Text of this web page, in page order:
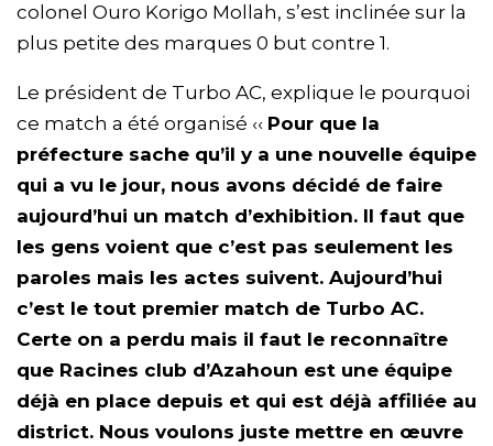
colonel Ouro Korigo Mollah, s’est inclinée sur la
plus petite des marques 0 but contre 1.
Le président de Turbo AC, explique le pourquoi
ce match a été organisé ‹‹ Pour que la
préfecture sache qu’il y a une nouvelle équipe
qui a vu le jour, nous avons décidé de faire
aujourd’hui un match d’exhibition. Il faut que
les gens voient que c’est pas seulement les
paroles mais les actes suivent. Aujourd’hui
c’est le tout premier match de Turbo AC.
Certe on a perdu mais il faut le reconnaître
que Racines club d’Azahoun est une équipe
déjà en place depuis et qui est déjà affiliée au
district. Nous voulons juste mettre en œuvre